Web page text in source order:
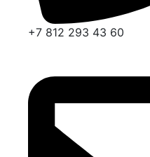
+7 812 293 43 60